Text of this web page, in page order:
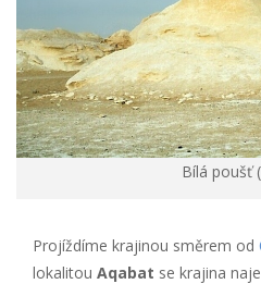
Bílá poušť
Projíždíme krajinou směrem od
lokalitou Aqabat se krajina